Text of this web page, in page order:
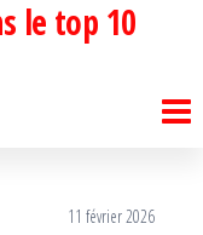
le top 10
11 février 2026